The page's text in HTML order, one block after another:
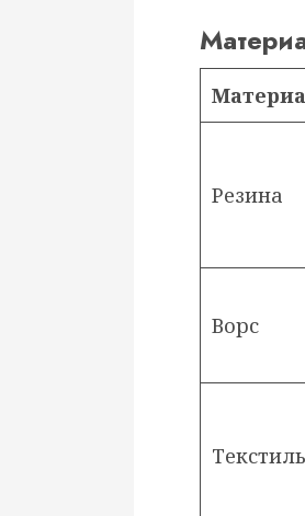
Резина
Ворс
Текстиль